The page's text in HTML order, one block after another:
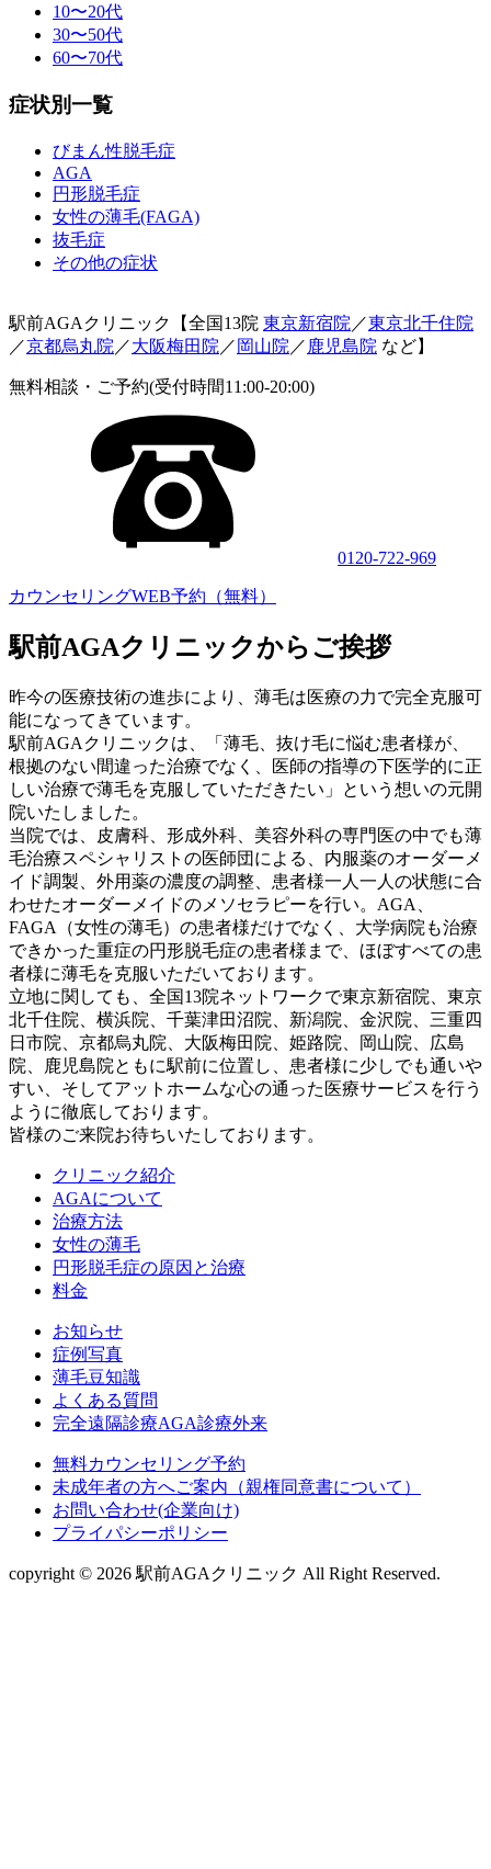
10〜20代
30〜50代
60〜70代
症状別一覧
びまん性脱毛症
AGA
円形脱毛症
女性の薄毛(FAGA)
抜毛症
その他の症状
駅前AGAクリニック【全国13院 東京新宿院 ／東京北千住院
／京都烏丸院 ／大阪梅田院 ／ 岡山院 ／ 鹿児島院 など】
無料相談・ご予約(受付時間11:00-20:00)
0120-722-969
カウンセリングWEB予約（無料）
駅前AGAクリニックからご挨拶
昨今の医療技術の進歩により、薄毛は医療の力で完全克服可
能になってきています。
駅前AGAクリニックは、「薄毛、抜け毛に悩む患者様が、
根拠のない間違った治療でなく、医師の指導の下医学的に正
しい治療で薄毛を克服していただきたい」という想いの元開
院いたしました。
当院では、皮膚科、形成外科、美容外科の専門医の中でも薄
毛治療スペシャリストの医師団による、内服薬のオーダーメ
イド調製、外用薬の濃度の調整、患者様一人一人の状態に合
わせたオーダーメイドのメソセラピーを行い。AGA、
FAGA（女性の薄毛）の患者様だけでなく、大学病院も治療
できかった重症の円形脱毛症の患者様まで、ほぼすべての患
者様に薄毛を克服いただいております。
立地に関しても、全国13院ネットワークで東京新宿院、東京
北千住院、横浜院、千葉津田沼院、新潟院、金沢院、三重四
日市院、京都烏丸院、大阪梅田院、姫路院、岡山院、広島
院、鹿児島院ともに駅前に位置し、患者様に少しでも通いや
すい、そしてアットホームな心の通った医療サービスを行う
ように徹底しております。
皆様のご来院お待ちいたしております。
クリニック紹介
AGAについて
治療方法
女性の薄毛
円形脱毛症の原因と治療
料金
お知らせ
症例写真
薄毛豆知識
よくある質問
完全遠隔診療AGA診療外来
無料カウンセリング予約
未成年者の方へご案内（親権同意書について）
お問い合わせ(企業向け)
プライパシーポリシー
copyright © 2026 駅前AGAクリニック All Right Reserved.